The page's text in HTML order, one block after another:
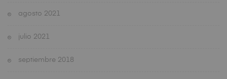
agosto 2021
julio 2021
septiembre 2018